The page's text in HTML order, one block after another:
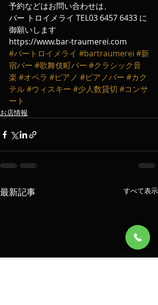
予約などはお問い合わせは、
バー トロイメライ TEL03 6457 6433 に
御願いします
https://www.bar-traumerei.com
#バートロイメライ #bartraumerei #新
宿バー #歌舞伎町バー #クラシック音
楽 #オペラ #ピアノ #ピアノバー #カク
テル#ウィスキー #少人数貸切 #コンサ
ート
お店情報
最新記事 すべて表示